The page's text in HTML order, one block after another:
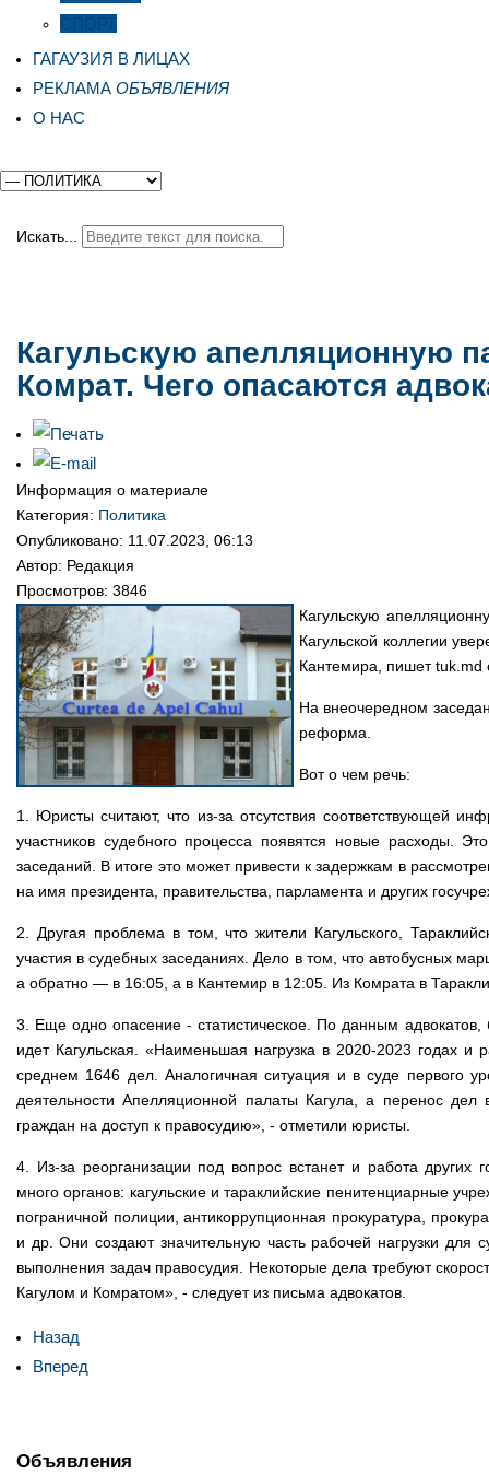
СПОРТ
ГАГАУЗИЯ В ЛИЦАХ
РЕКЛАМА ОБЪЯВЛЕНИЯ
О НАС
Искать...
Кагульскую апелляционную
Комрат. Чего опасаются
Информация о материале
Категория: Политика
Опубликовано: 11.07.2023, 06:13
Автор: Редакция
Просмотров: 3846
Кагульскую
Кагульской коллегии
Кантемира, пишет tuk.md
На внеочередном
реформа.
Вот о чем речь:
1. Юристы считают, что из-за отсутствия соответствующей
участников судебного процесса появятся новые расходы.
заседаний. В итоге это может привести к задержкам в
на имя президента, правительства, парламента и других
2. Другая проблема в том, что жители Кагульского,
участия в судебных заседаниях. Дело в том, что автобусных
а обратно — в 16:05, а в Кантемир в 12:05. Из Комрата в
3. Еще одно опасение - статистическое. По данным
идет Кагульская. «Наименьшая нагрузка в 2020-2023 годах
среднем 1646 дел. Аналогичная ситуация и в суде первого
деятельности Апелляционной палаты Кагула, а перенос
граждан на доступ к правосудию», - отметили юристы.
4. Из-за реорганизации под вопрос встанет и работа
много органов: кагульские и тараклийские пенитенциарные
пограничной полиции, антикоррупционная прокуратура,
и др. Они создают значительную часть рабочей нагрузки для
выполнения задач правосудия. Некоторые дела требуют
Кагулом и Комратом», - следует из письма адвокатов.
Назад
Вперед
Объявления